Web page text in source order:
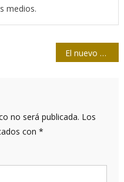
medios.
El nuevo algoritmo de Google limita el acceso a portales de izquierda
no será publicada. Los
con *